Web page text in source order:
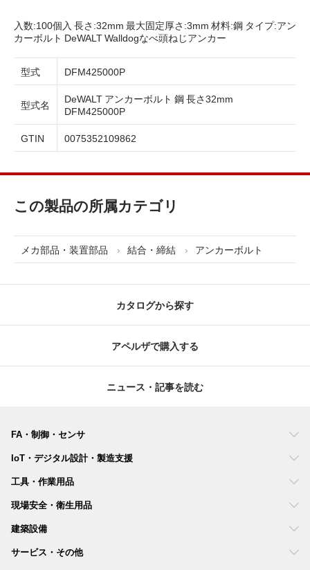
入数:100個入 長さ:32mm 最大固定厚さ:3mm 材料:鋼 タイプ:アン
カーボルト DeWALT Walldogなべ頭ねじアンカー
型式 DFM425000P
型式名
DeWALT アンカーボルト 鋼 長さ32mm
DFM425000P
GTIN
0075352109862
この製品の所属カテゴリ
メカ部品・装置部品 結合・締結 アンカーボルト
カタログから探す
アペルザで購入する
ニュース・記事を読む
FA・制御・センサ
IoT・デジタル設計・製造支援
工具・作業用品
現場安全・衛生用品
建築設備
サービス・その他